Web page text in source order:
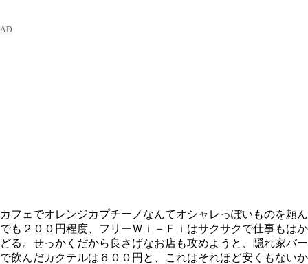
カフェでオレンジカプチーノなんてオシャレっぽいものを頼ん
でも２００円程度、フリーＷｉ－Ｆｉはサクサクで仕事もはか
どる。せっかくだから良さげなお店も攻めようと、隠れ家バー
で飲んだカクテルは６００円と、これはそれほど安くもないか